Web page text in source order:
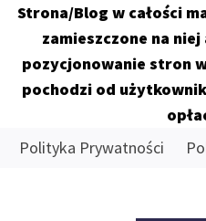
Strona/Blog w całości
zamieszczone na
pozycjonowanie stron
pochodzi od
SkipPolityka Prywatności